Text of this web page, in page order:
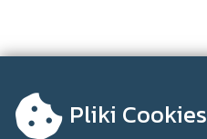
Pliki Cookies